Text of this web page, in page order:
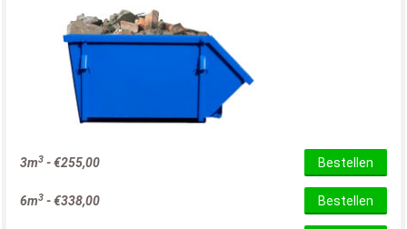
3m3 -€255,00 Bestellen
6m3 -€338,00 Bestellen